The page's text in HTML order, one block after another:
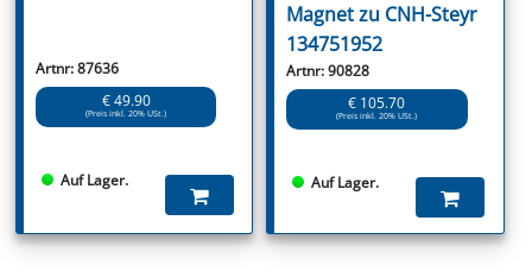
Artnr: 87636
€ 49.90
(Preis inkl. 20% USt.)
Auf Lager.
Magnet zu CNH-Steyr
134751952
Artnr: 90828
€ 105.70
(Preis inkl. 20% USt.)
Auf Lager.